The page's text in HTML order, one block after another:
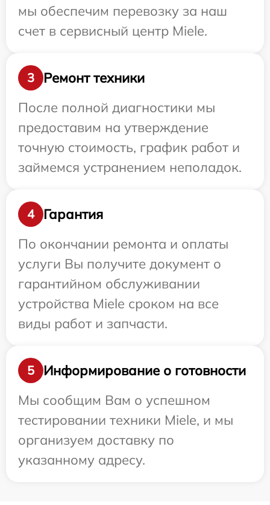
мы обеспечим перевозку за наш
счет в сервисный центр Miele.
3
Ремонт техники
После полной диагностики мы
предоставим на утверждение
точную стоимость, график работ и
займемся устранением неполадок.
4
Гарантия
По окончании ремонта и оплаты
услуги Вы получите документ о
гарантийном обслуживании
устройства Miele сроком на все
виды работ и запчасти.
5
Информирование о готовности
Мы сообщим Вам о успешном
тестировании техники Miele, и мы
организуем доставку по
указанному адресу.